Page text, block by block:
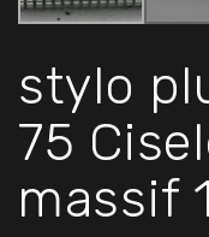
stylo
75
massif